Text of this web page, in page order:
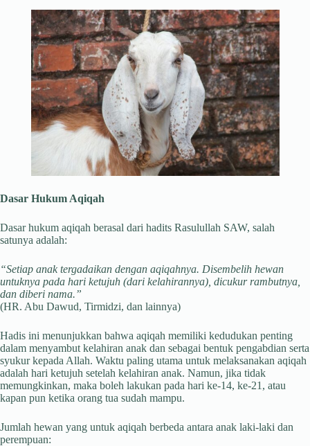
Dasar Hukum Aqiqah
Dasar hukum aqiqah berasal dari hadits Rasulullah SAW, salah
satunya adalah:
“Setiap anak tergadaikan dengan aqiqahnya. Disembelih hewan
untuknya pada hari ketujuh (dari kelahirannya), dicukur rambutnya,
dan diberi nama.”
(HR. Abu Dawud, Tirmidzi, dan lainnya)
Hadis ini menunjukkan bahwa aqiqah memiliki kedudukan penting
dalam menyambut kelahiran anak dan sebagai bentuk pengabdian serta
syukur kepada Allah. Waktu paling utama untuk melaksanakan aqiqah
adalah hari ketujuh setelah kelahiran anak. Namun, jika tidak
memungkinkan, maka boleh lakukan pada hari ke-14, ke-21, atau
kapan pun ketika orang tua sudah mampu.
Jumlah hewan yang untuk aqiqah berbeda antara anak laki-laki dan
perempuan: